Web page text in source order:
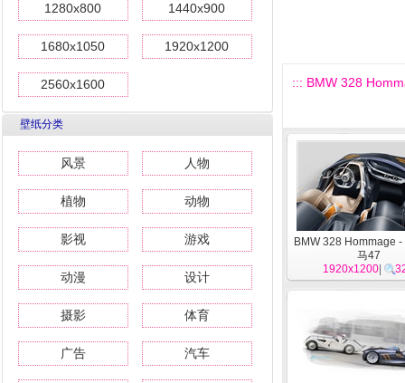
1280x800 1440x900
1680x1050 1920x1200
2560x1600
壁纸分类
风景 人物
植物 动物
影视 游戏
动漫 设计
摄影 体育
广告 汽车
::: BMW 328
BMW 328 Hommage
马47
1920x1200